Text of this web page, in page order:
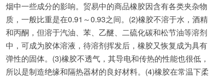
烟中一些成分的影响。贸易中的商品橡胶因含有各类夹杂物
质，一般比重是在0.91～0.93之间。(2)橡胶不溶于水，酒精
和丙酮，但溶于汽油、苯、乙醚、二硫化碳和松节油等溶剂
中，可成为胶体溶液，待溶剂挥发后，橡胶又恢复成为具有
弹性的固体。(3)橡胶不透气，其导电和传热的性能也很低，
所以是制造绝缘和隔热器材的良好材料。(4)橡胶在常温下柔